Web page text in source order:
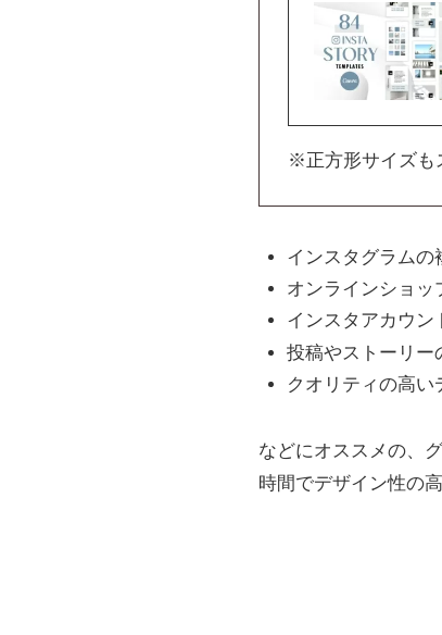
※正方形サイズも
インスタグラムの
オンラインショッ
インスタアカウン
投稿やストーリー
クオリティの高
などにオススメの、
時間でデザイン性の